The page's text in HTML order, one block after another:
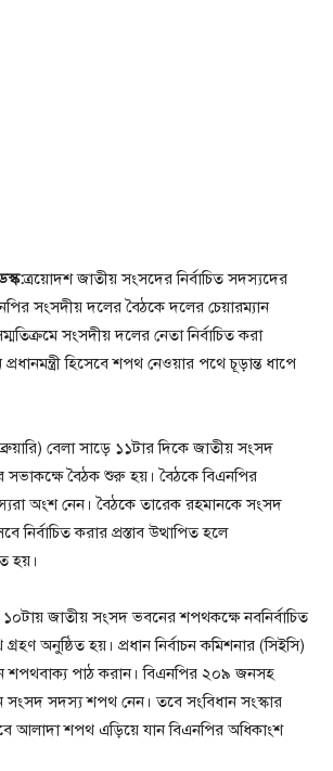
ত্রয়োদশ জাতীয় সংসদের নির্বাচিত সদস্যদের
সংসদীয় দলের বৈঠকে দলের চেয়ারম্যান
সংসদীয় দলের নেতা নির্বাচিত করা
হিসেবে শপথ নেওয়ার পথে চূড়ান্ত ধাপে
বেলা সাড়ে ১১টার দিকে জাতীয় সংসদ
বৈঠক শুরু হয়। বৈঠকে বিএনপির
অংশ নেন। বৈঠকে তারেক রহমানকে সংসদ
নির্বাচিত করার প্রস্তাব উত্থাপিত হলে
হয়।
জাতীয় সংসদ ভবনের শপথকক্ষে নবনির্বাচিত
অনুষ্ঠিত হয়। প্রধান নির্বাচন কমিশনার (সিইসি)
শপথবাক্য পাঠ করান। বিএনপির ২০৯ জনসহ
সদস্য শপথ নেন। তবে সংবিধান সংস্কার
আলাদা শপথ এড়িয়ে যান বিএনপির অধিকাংশ